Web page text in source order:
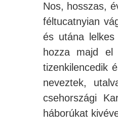
Nos, hosszas,
féltucatnyian
és utána
hozza majd
tizenkilencedik
neveztek,
csehországi
háborúkat